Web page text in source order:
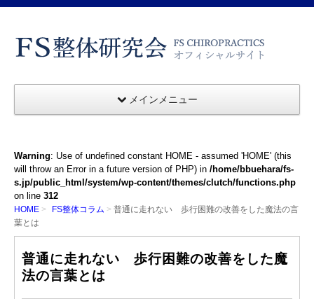
メインメニュー
Warning: Use of undefined constant HOME - assumed 'HOME' (this
will throw an Error in a future version of PHP) in /home/bbuehara/fs-
s.jp/public_html/system/wp-content/themes/clutch/functions.php
on line 312
HOME FS整体コラム
普通に走れない 歩行困難の改善をした魔法の言
葉とは
普通に走れない 歩行困難の改善をした魔
法の言葉とは